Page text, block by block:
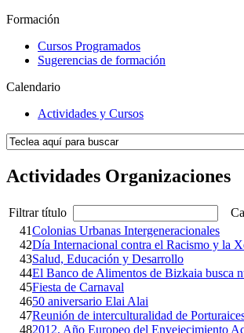
Formación
Cursos Programados
Sugerencias de formación
Calendario
Actividades y Cursos
Actividades Organizaciones
Filtrar título
41Colonias Urbanas Intergeneracionales
42Día Internacional contra el Racismo y la
43Salud, Educación y Desarrollo
44El Banco de Alimentos de Bizkaia busca
45Fiesta de Carnaval
4650 aniversario Elai Alai
47Reunión de interculturalidad de
482012, Año Europeo del Envejecimiento